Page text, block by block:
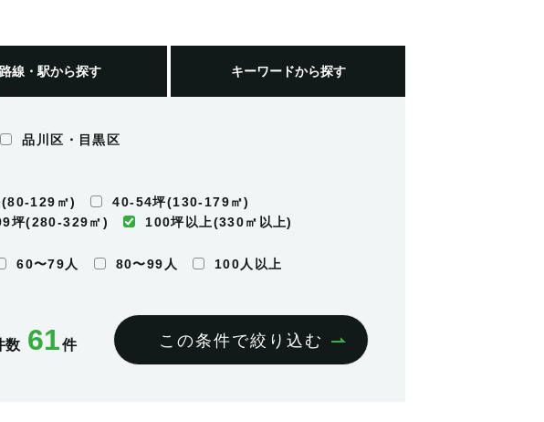
路線・駅から探す キーワードから探す
品川区・目黒区
129㎡)
40-54坪(130-179㎡)
坪(280-329㎡) 100坪以上(330㎡以上)
60〜79人 80〜99人 100人以上
数 61件 この条件で絞り込む